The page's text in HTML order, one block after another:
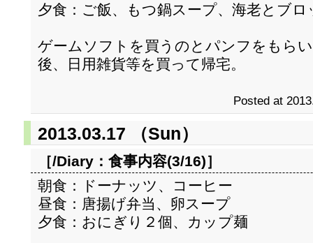
夕食：ご飯、もつ鍋スープ、海老とブ
ゲームソフトを買うのとパンフをもら
後、日用雑貨等を買って帰宅。
Posted at
2013.03.17 （Sun）
［/Diary： 食事内容(3/16)］
朝食：ドーナッツ、コーヒー
昼食：唐揚げ弁当、卵スープ
夕食：おにぎり２個、カップ麺